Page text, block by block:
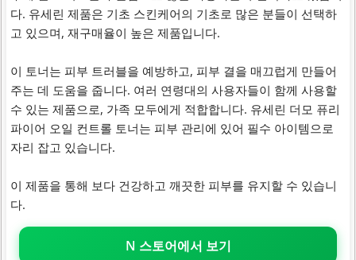
다. 유세린 제품은 기초 스킨케어의 기초로 많은 분들이 선택하
고 있으며, 재구매율이 높은 제품입니다.
이 토너는 피부 트러블을 예방하고, 피부 결을 매끄럽게 만들어
주는 데 도움을 줍니다. 여러 연령대의 사용자들이 함께 사용할
수 있는 제품으로, 가족 모두에게 적합합니다. 유세린 더모 퓨리
파이어 오일 컨트롤 토너는 피부 관리에 있어 필수 아이템으로
자리 잡고 있습니다.
이 제품을 통해 보다 건강하고 깨끗한 피부를 유지할 수 있습니
다.
N 스토어에서 보기